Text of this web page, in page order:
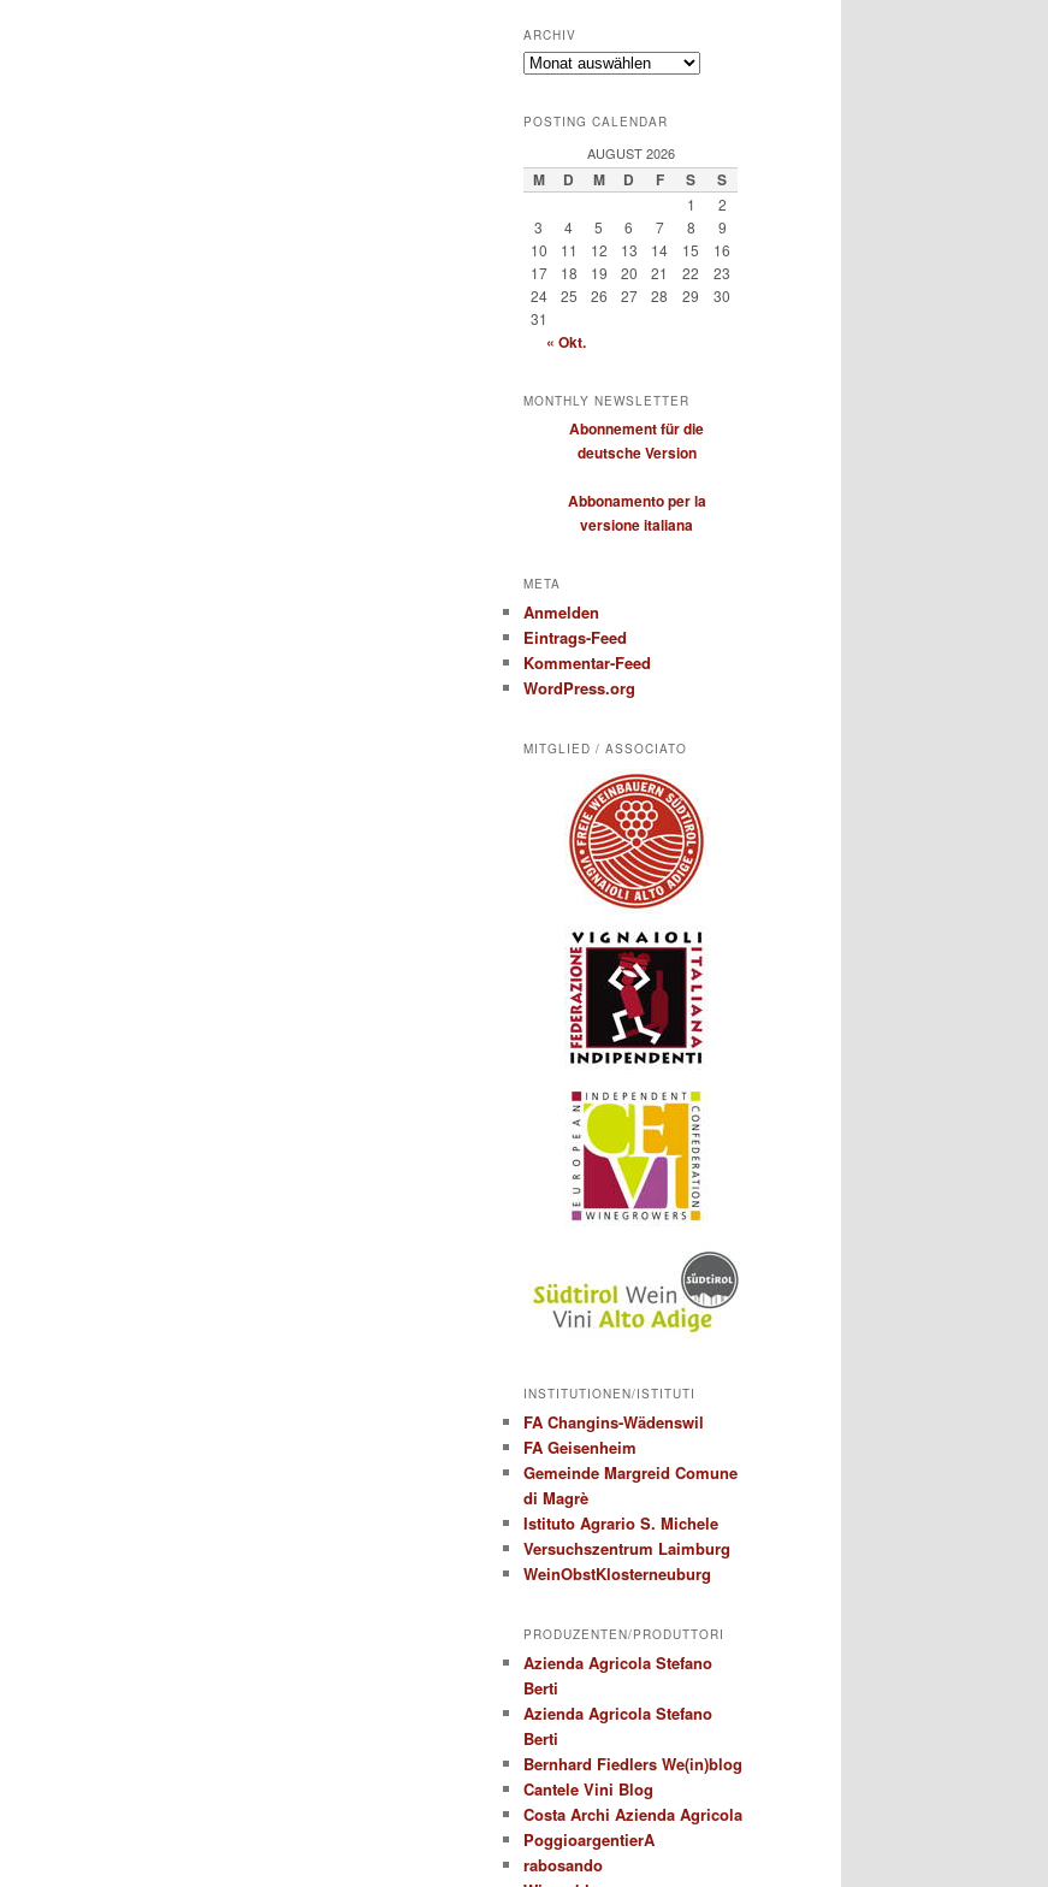
ARCHIV
Archiv
POSTING CALENDAR
AUGUST 2026
M D M D F S S
1
2
3
4 5 6 7 8
9
10
11 12 13 14 15
16
17
18 19 20 21 22
23
24
25 26 27 28 29
30
31
« Okt.
MONTHLY NEWSLETTER
Abonnement für die
deutsche Version
Abbonamento per la
versione italiana
META
Anmelden
Eintrags-Feed
Kommentar-Feed
WordPress.org
MITGLIED / ASSOCIATO
INSTITUTIONEN/ISTITUTI
FA Changins-Wädenswil
FA Geisenheim
Gemeinde Margreid Comune
di Magrè
Istituto Agrario S. Michele
Versuchszentrum Laimburg
WeinObstKlosterneuburg
PRODUZENTEN/PRODUTTORI
Azienda Agricola Stefano
Berti
Azienda Agricola Stefano
Berti
Bernhard Fiedlers We(in)blog
Cantele Vini Blog
Costa Archi Azienda Agricola
PoggioargentierA
rabosando